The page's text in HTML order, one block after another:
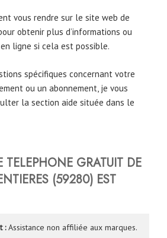
vous rendre sur le site web de
obtenir plus d’informations ou
ligne si cela est possible.
spécifiques concernant votre
ou un abonnement, je vous
la section aide située dans le
TELEPHONE GRATUIT DE
(59280) EST
:Assistance non affiliée aux marques.